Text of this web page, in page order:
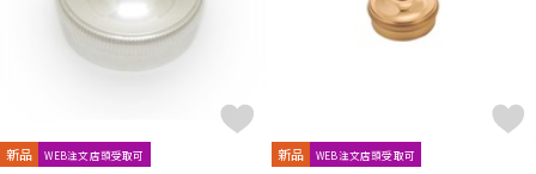
新品 WEB注文店頭受取可 新品 WEB注文店頭受取可